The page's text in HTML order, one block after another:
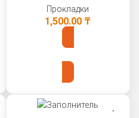
Прокладки
1,500.00 ₸